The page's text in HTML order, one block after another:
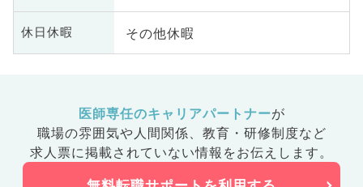
休日休暇 その他休暇
医師専任のキャリアパートナーが
職場の雰囲気や人間関係、 教育・研修制度など
求人票に掲載されていない情報をお伝えします。